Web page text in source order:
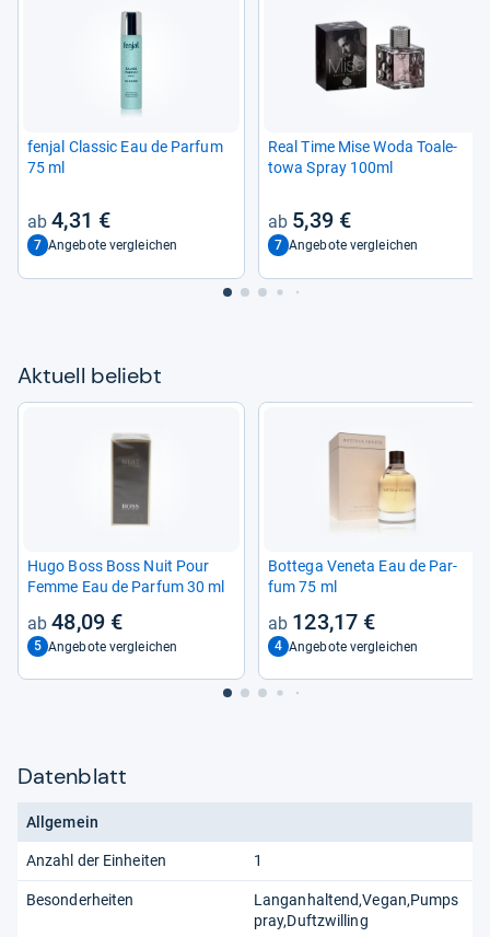
fen­jal Clas­sic Eau de Par­fum
75 ml
4,31 €
7 Angebote vergleichen
Real Time Mise Woda Toale­
towa Spray 100ml
5,39 €
7 Angebote vergleichen
Aktu­ell beliebt
Hugo Boss Boss Nuit Pour
Femme Eau de Par­fum 30 ml
48,09 €
5 Angebote vergleichen
Bot­tega Veneta Eau de Par­
fum 75 ml
123,17 €
4 Angebote vergleichen
Datenblatt
Allgemein
Anzahl der Einheiten 1
Besonderheiten
Langanhaltend,Vegan,Pumps
pray,Duftzwilling